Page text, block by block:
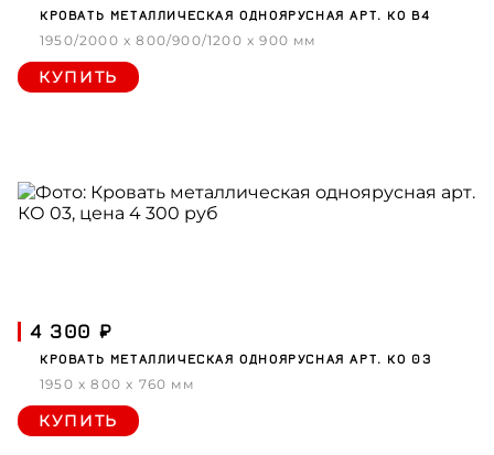
КРОВАТЬ МЕТАЛЛИЧЕСКАЯ ОДНОЯРУСНАЯ АРТ. КО В4
1950/2000 x 800/900/1200 x 900 мм
КУПИТЬ
4 300 ₽
КРОВАТЬ МЕТАЛЛИЧЕСКАЯ ОДНОЯРУСНАЯ АРТ. КО 03
1950 x 800 x 760 мм
КУПИТЬ